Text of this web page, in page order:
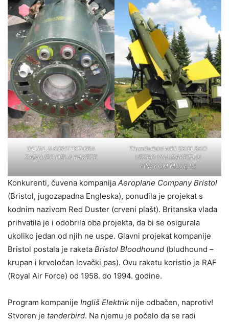
DETALJI KONTEKTORA
ZADNJEG DELA RAKETE
Thunderbird MKI SKOLSKO
VEZBO VNA RAKETA U
FINSKOM MUZEJU
Konkurenti, čuvena kompanija Aeroplane Company Bristol
(Bristol, jugozapadna Engleska), ponudila je projekat s
kodnim nazivom Red Duster (crveni plašt). Britanska vlada
prihvatila je i odobrila oba projekta, da bi se osigurala
ukoliko jedan od njih ne uspe. Glavni projekat kompanije
Bristol postala je raketa Bristol Bloodhound (bludhound –
krupan i krvoločan lovački pas). Ovu raketu koristio je RAF
(Royal Air Force) od 1958. do 1994. godine.
Program kompanije Ingliš Elektrik nije odbačen, naprotiv!
Stvoren je tanderbird. Na njemu je počelo da se radi